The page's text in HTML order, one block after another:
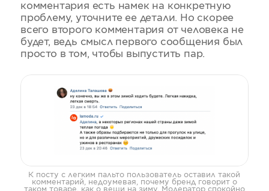
комментария есть намек на конкретную
проблему, уточните ее детали. Но скорее
всего второго комментария от человека не
будет, ведь смысл первого сообщения был
просто в том, чтобы выпустить пар.
К посту с легким пальто пользователь оставил такой
комментарий, недоумевая, почему бренд говорит о
таком товаре, как о вещи на зиму. Модератор спокойно